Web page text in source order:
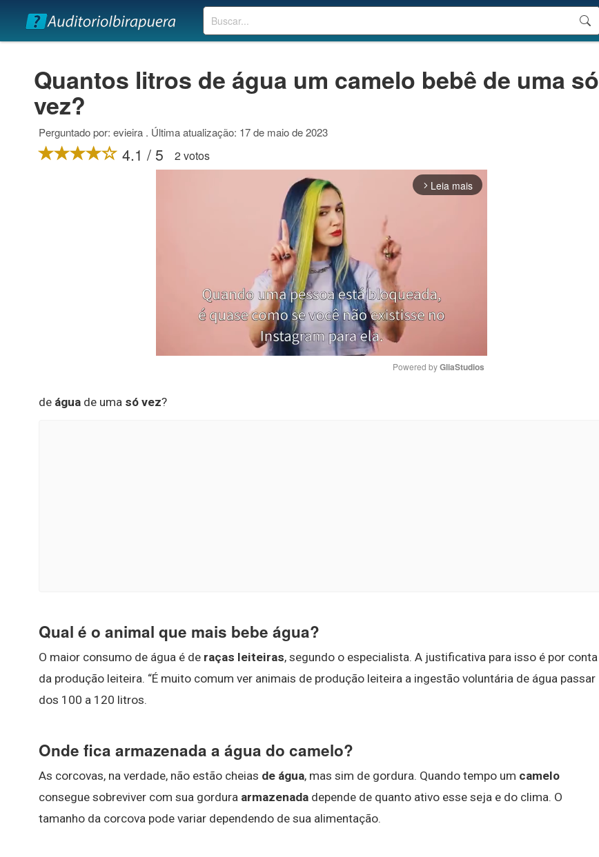
Buscar
Quantos litros de água um camelo bebê de uma só
vez?
Perguntado por: evieira . Última atualização: 17 de maio de 2023
4.1 / 5 2 votos
arrow_forward_ios Leia mais
Powered by GliaStudios
de água de uma só vez?
Qual é o animal que mais bebe água?
O maior consumo de água é de raças leiteiras, segundo o especialista. A justificativa para isso é por conta
da produção leiteira. “É muito comum ver animais de produção leiteira a ingestão voluntária de água passar
dos 100 a 120 litros.
Onde fica armazenada a água do camelo?
As corcovas, na verdade, não estão cheias de água, mas sim de gordura. Quando tempo um camelo
consegue sobreviver com sua gordura armazenada depende de quanto ativo esse seja e do clima. O
tamanho da corcova pode variar dependendo de sua alimentação.